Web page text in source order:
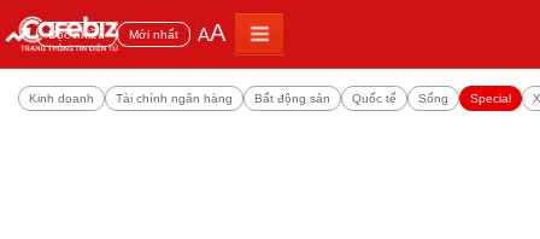
Đọc nhiều Mới nhất AA
Kinh doanh Tài chính ngân hàng Bất động sản Quốc tế Sống Special